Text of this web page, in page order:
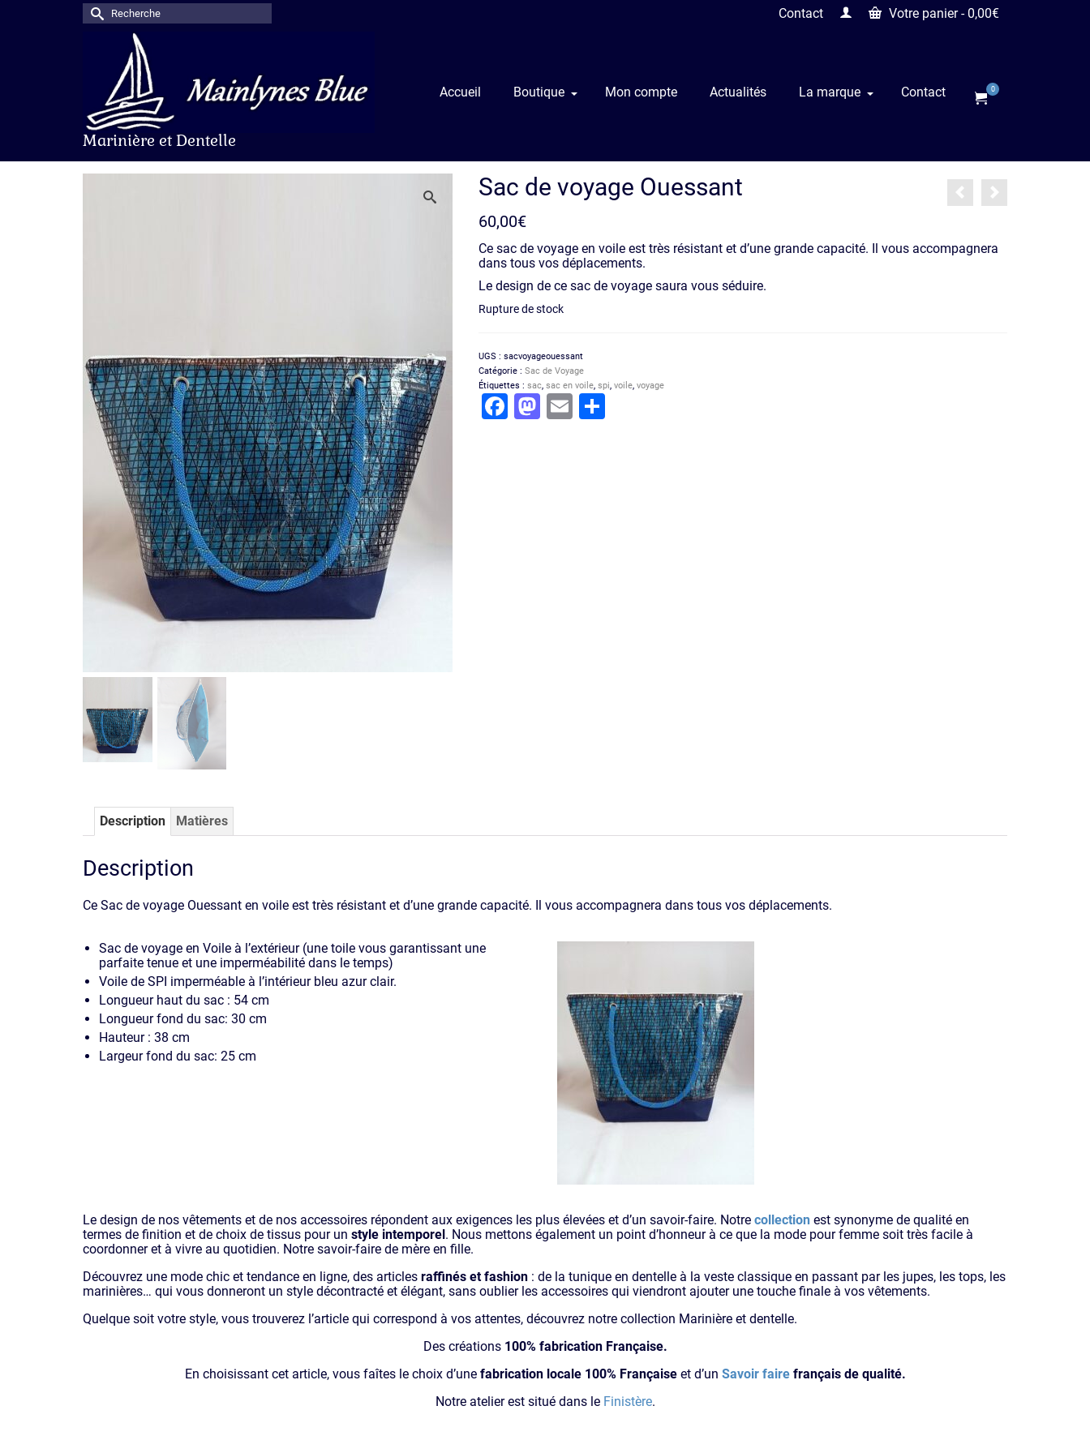
Contact Votre panier- 0,00€
Rechercher :
Marinière et Dentelle
Accueil Boutique Mon compte Actualités La marque Contact 0
Sac de voyage Ouessant
60,00€
Ce sac de voyage en voile est très résistant et d’une grande capacité. Il vous accompagnera
dans tous vos déplacements.
Le design de ce sac de voyage saura vous séduire.
Rupture de stock
UGS : sacvoyageouessant
Catégorie : Sac de Voyage
Étiquettes : sac, sac en voile, spi, voile, voyage
Facebook
Mastodon
EmailPartager
Description Matières
Description
Ce Sac de voyage Ouessant en voile est très résistant et d’une grande capacité. Il vous accompagnera dans tous vos déplacements.
Sac de voyage en Voile à l’extérieur (une toile vous garantissant une
parfaite tenue et une imperméabilité dans le temps)
Voile de SPI imperméable à l’intérieur bleu azur clair.
Longueur haut du sac : 54 cm
Longueur fond du sac: 30 cm
Hauteur : 38 cm
Largeur fond du sac: 25 cm
Le design de nos vêtements et de nos accessoires répondent aux exigences les plus élevées et d’un savoir-faire. Notre collection est synonyme de qualité en
termes de finition et de choix de tissus pour un style intemporel . Nous mettons également un point d’honneur à ce que la mode pour femme soit très facile à
coordonner et à vivre au quotidien. Notre savoir-faire de mère en fille.
Découvrez une mode chic et tendance en ligne, des articles raffinés et fashion : de la tunique en dentelle à la veste classique en passant par les jupes, les tops, les
marinières… qui vous donneront un style décontracté et élégant, sans oublier les accessoires qui viendront ajouter une touche finale à vos vêtements.
Quelque soit votre style, vous trouverez l’article qui correspond à vos attentes, découvrez notre collection Marinière et dentelle.
Des créations 100% fabrication Française.
En choisissant cet article, vous faîtes le choix d’une fabrication locale 100% Française et d’un Savoir fairefrançais de qualité.
Notre atelier est situé dans leFinistère.